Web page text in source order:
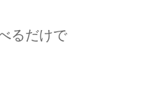
るだけで